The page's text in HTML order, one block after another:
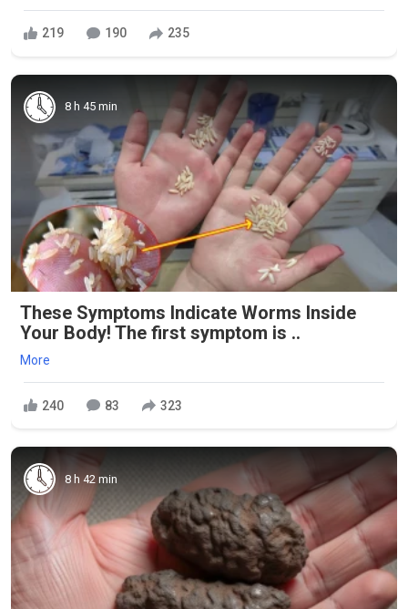
219 190 235
8 h 45 min
These Symptoms Indicate Worms Inside
Your Body! The first symptom is ..
More
240 83 323
8 h 42 min